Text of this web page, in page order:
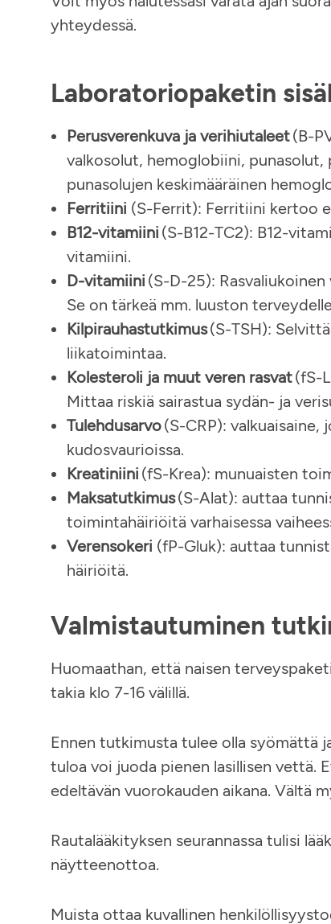
yhteydessä.
Laboratoriopaketin
Perusverenkuva ja verihiutaleet(B-
valkosolut, hemoglobiini, punasolut,
punasolujen keskimääräinen
Ferritiini (S-Ferrit): Ferritiini kertoo
B12-vitamiini (S-B12-TC2): B12-
vitamiini.
D-vitamiini (S-D-25):
Se on tärkeä mm. luuston
Kilpirauhastutkimus(S-TSH):
liikatoimintaa.
Kolesteroli ja muut veren rasvat(fS-
Mittaa riskiä sairastua sydän- ja
Tulehdusarvo(S-CRP): valkuaisaine,
kudosvaurioissa.
Kreatiniini (fS-Krea): munuaisten
Maksatutkimus(S-Alat): auttaa
toimintahäiriöitä varhaisessa
Verensokeri (fP-Gluk): auttaa
häiriöitä.
Valmistautuminen
Huomaathan, että naisen
takia klo 7-16 välillä.
Ennen tutkimusta tulee olla syömättä
tuloa voi juoda pienen lasillisen vettä.
edeltävän vuorokauden aikana. Vältä
Rautalääkityksen seurannassa tulisi
näytteenottoa.
Muista ottaa kuvallinen